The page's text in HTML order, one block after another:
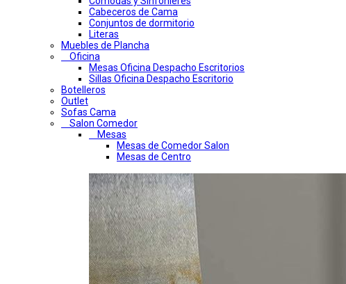
Cabeceros de Cama
Conjuntos de dormitorio
Literas
Muebles de Plancha
Oficina
Mesas Oficina Despacho Escritorios
Sillas Oficina Despacho Escritorio
Botelleros
Outlet
Sofas Cama
Salon Comedor
Mesas
Mesas de Comedor Salon
Mesas de Centro